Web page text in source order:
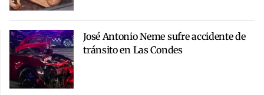
José Antonio Neme sufre accidente de
tránsito en Las Condes